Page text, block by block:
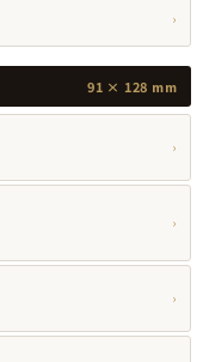
›
91 × 128 mm
›
›
›